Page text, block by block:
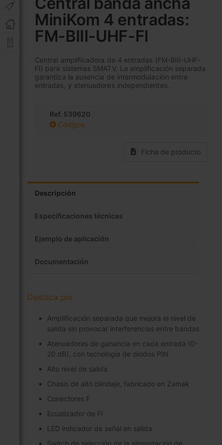
MiniKom 4 entradas:
FM-BIII-UHF-FI
Central amplificadora de 4 entradas (FM-BIII-UHF-
FI) para sistemas SMATV. La amplificación separada
garantiza la ausencia de intermodulación entre
entradas, y atenuadores independientes.
Ref. 539620
Códigos
Ficha de producto
comienzo
de
la
galería
imágenes
Descripción
Especificaciones técnicas
Ejemplo de aplicación
Documentación
Destaca por
Amplificación separada que mejora el nivel de
salida sin provocar interferencias entre bandas
Atenuadores de ganancia en cada entrada (0-
20 dB), con tecnología de diodos PIN
Alto nivel de salida
Chasis de alto blindaje, fabricado en Zamak
Conectores F
Ecualizador de FI
LED indicador de señal en salida
Switch de selección de la alimentación de